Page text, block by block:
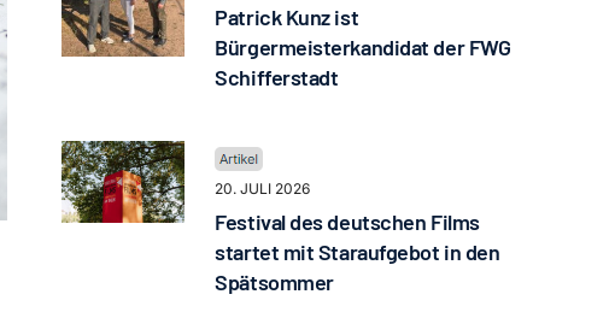
Patrick Kunz ist
Bürgermeisterkandidat der FWG
Schifferstadt
20. JULI 2026
Festival des deutschen Films
startet mit Staraufgebot in den
Spätsommer